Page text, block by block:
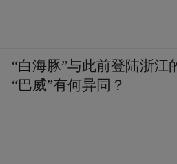
“白海豚”与此前登陆浙江
“巴威”有何异同？